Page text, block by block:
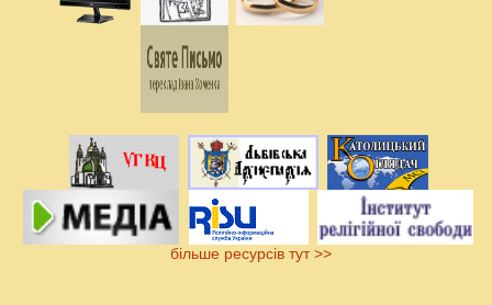
більше ресурсів тут >>